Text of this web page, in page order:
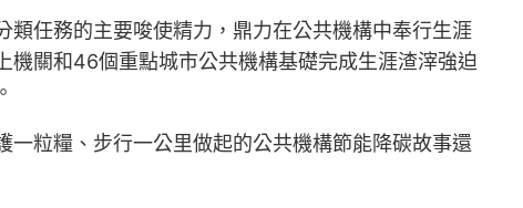
任務的主要唆使精力，鼎力在公共機構中奉行生涯
機關和46個重點城市公共機構基礎完成生涯渣滓強迫
粒糧、步行一公里做起的公共機構節能降碳故事還